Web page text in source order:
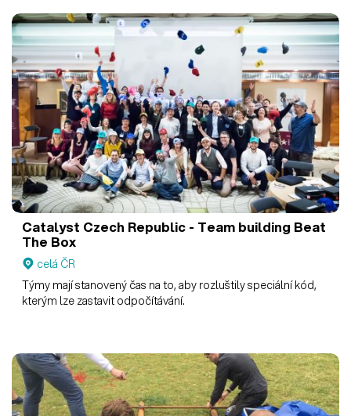
Catalyst Czech Republic - Team building Beat
The Box
celá ČR
Týmy mají stanovený čas na to, aby rozluštily speciální kód,
kterým lze zastavit odpočítávání.